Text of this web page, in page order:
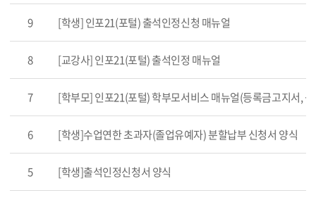
9 [학생] 인포21(포털) 출석인정신청 매뉴얼
8 [교강사] 인포21(포털) 출석인정 매뉴얼
7 [학부모] 인포21(포털) 학부모서비스 매뉴얼(등록금고지서,
6 [학생]수업연한 초과자(졸업유예자) 분할납부 신청서 양식
5 [학생]출석인정신청서 양식